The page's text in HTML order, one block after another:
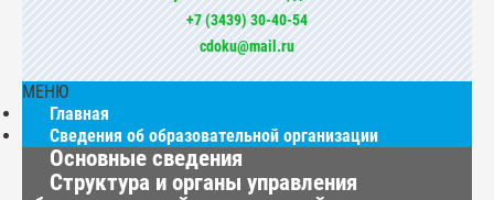
+7 (3439) 30-40-54
cdoku@mail.ru
МЕНЮ
Главная
Сведения об образовательной организации
Основные сведения
Структура и органы управления